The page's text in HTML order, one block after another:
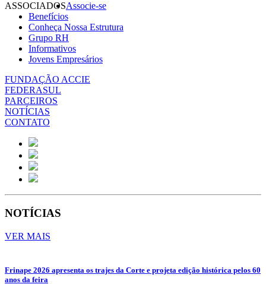
ASSOCIADOSAssocie-se
Benefícios
Conheça Nossa Estrutura
Grupo RH
Informativos
Jovens Empresários
FUNDAÇÃO ACCIE
FEDERASUL
PARCEIROS
NOTÍCIAS
CONTATO
NOTÍCIAS
VER MAIS
Frinape 2026 apresenta os trajes da Corte e projeta edição histórica pelos 60
anos da feira